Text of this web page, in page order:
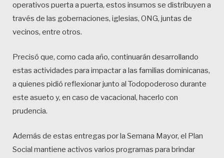
operativos puerta a puerta, estos insumos se distribuyen a
través de las gobernaciones, iglesias, ONG, juntas de
vecinos, entre otros.
Precisó que, como cada año, continuarán desarrollando
estas actividades para impactar a las familias dominicanas,
a quienes pidió reflexionar junto al Todopoderoso durante
este asueto y, en caso de vacacional, hacerlo con
prudencia.
Además de estas entregas por la Semana Mayor, el Plan
Social mantiene activos varios programas para brindar